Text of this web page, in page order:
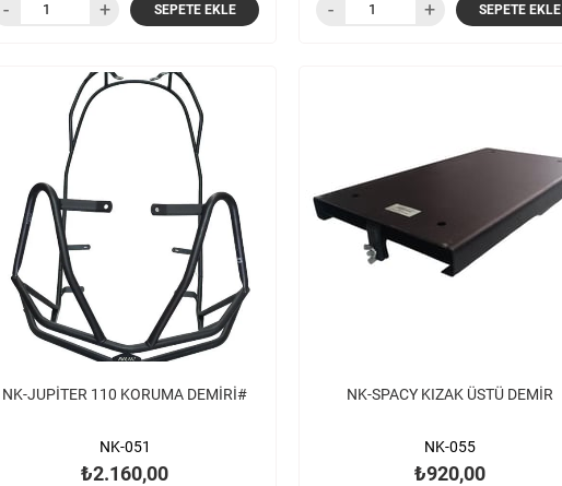
SEPETE EKLE SEPETE EKLE
NK-JUPİTER 110 KORUMA DEMİRİ#
NK-051
₺2.160,00
NK-SPACY KIZAK ÜSTÜ DEMİR
NK-055
₺920,00